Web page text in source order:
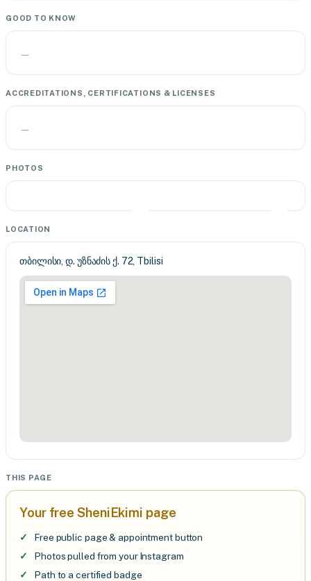
GOOD TO KNOW
—
ACCREDITATIONS, CERTIFICATIONS & LICENSES
—
PHOTOS
LOCATION
თბილისი, დ. უზნაძის ქ. 72, Tbilisi
THIS PAGE
Your free SheniEkimi page
Free public page & appointment button
Photos pulled from your Instagram
Path to a certified badge